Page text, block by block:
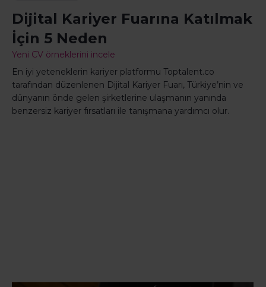
Dijital Kariyer Fuarına Katılmak
İçin 5 Neden
Yeni CV örneklerini incele
En iyi yeteneklerin kariyer platformu Toptalent.co
tarafından düzenlenen Dijital Kariyer Fuarı, Türkiye’nin ve
dünyanın önde gelen şirketlerine ulaşmanın yanında
benzersiz kariyer fırsatları ile tanışmana yardımcı olur.